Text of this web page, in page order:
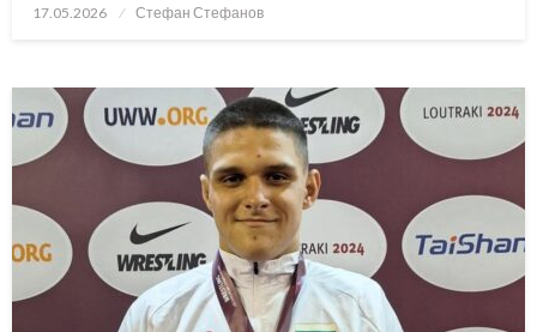
Posted
17.05.2026 Стефан Стефанов